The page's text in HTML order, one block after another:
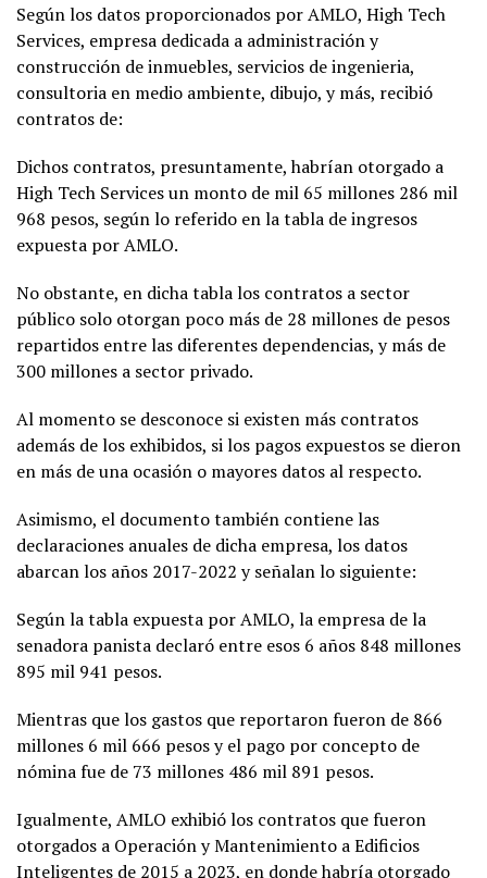
Según los datos proporcionados por AMLO, High Tech
Services, empresa dedicada a administración y
construcción de inmuebles, servicios de ingenieria,
consultoria en medio ambiente, dibujo, y más, recibió
contratos de:
Dichos contratos, presuntamente, habrían otorgado a
High Tech Services un monto de mil 65 millones 286 mil
968 pesos, según lo referido en la tabla de ingresos
expuesta por AMLO.
No obstante, en dicha tabla los contratos a sector
público solo otorgan poco más de 28 millones de pesos
repartidos entre las diferentes dependencias, y más de
300 millones a sector privado.
Al momento se desconoce si existen más contratos
además de los exhibidos, si los pagos expuestos se dieron
en más de una ocasión o mayores datos al respecto.
Asimismo, el documento también contiene las
declaraciones anuales de dicha empresa, los datos
abarcan los años 2017-2022 y señalan lo siguiente:
Según la tabla expuesta por AMLO, la empresa de la
senadora panista declaró entre esos 6 años 848 millones
895 mil 941 pesos.
Mientras que los gastos que reportaron fueron de 866
millones 6 mil 666 pesos y el pago por concepto de
nómina fue de 73 millones 486 mil 891 pesos.
Igualmente, AMLO exhibió los contratos que fueron
otorgados a Operación y Mantenimiento a Edificios
Inteligentes de 2015 a 2023, en donde habría otorgado